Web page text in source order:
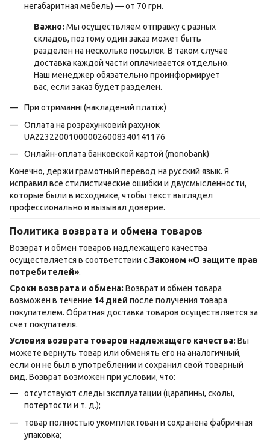
негабаритная мебель) — от 70 грн.
Важно: Мы осуществляем отправку с разных
складов, поэтому один заказ может быть
разделен на несколько посылок. В таком случае
доставка каждой части оплачивается отдельно.
Наш менеджер обязательно проинформирует
вас, если заказ будет разделен.
При отриманні (накладений платіж)
Оплата на розрахунковий рахунок
UA223220010000026008340141176
Онлайн-оплата банковской картой (monobank)
Конечно, держи грамотный перевод на русский язык. Я
исправил все стилистические ошибки и двусмысленности,
которые были в исходнике, чтобы текст выглядел
профессионально и вызывал доверие.
Политика возврата и обмена товаров
Возврат и обмен товаров надлежащего качества
осуществляется в соответствии сЗаконом «О защите прав
потребителей».
Сроки возврата и обмена: Возврат и обмен товара
возможен в течение 14 дней после получения товара
покупателем. Обратная доставка товаров осуществляется за
счет покупателя.
Условия возврата товаров надлежащего качества: Вы
можете вернуть товар или обменять его на аналогичный,
если он не был в употреблении и сохранил свой товарный
вид. Возврат возможен при условии, что:
отсутствуют следы эксплуатации (царапины, сколы,
потертости и т. д.);
товар полностью укомплектован и сохранена фабричная
упаковка;